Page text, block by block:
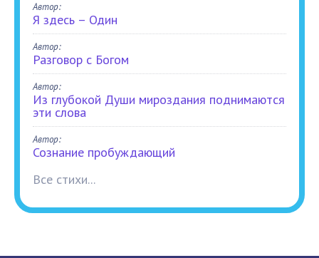
Автор:
Я здесь – Один
Автор:
Разговор с Богом
Автор:
Из глубокой Души мироздания поднимаются
эти слова
Автор:
Сознание пробуждающий
Все стихи...